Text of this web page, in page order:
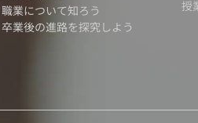
職業について知ろう
卒業後の進路を探究しよう
授